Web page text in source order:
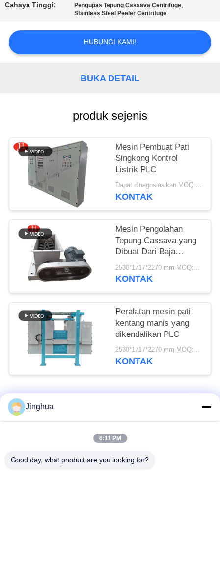
HUBUNGI
KAMI
PENAWARAN
SITEMAP
KEBIJAKAN
PRIVASI
Cahaya Tinggi: Pengupas Tepung Cassava Centrifuge,
Stainless Steel Peeler Centrifuge
HUBUNGI KAMI!
BUKA DETAIL
produk sejenis
Mesin Pembuat Pati
Singkong Kontrol
Listrik PLC
Dapat dinegosiasikan MOQ:1 set
KONTAK
Mesin Pengolahan
Tepung Cassava yang
Dibuat Dari Baja
Berkualitas Tinggi
2530*1717*2270 mm MOQ:1 set
KONTAK
Peralatan mesin pati
kentang manis yang
dikendalikan PLC
2530*1717*2270 mm MOQ:1 set
KONTAK
Bad Request
Peralatan Pengolah
Jinghua
6:11 PM
Good day, what product are you looking for?